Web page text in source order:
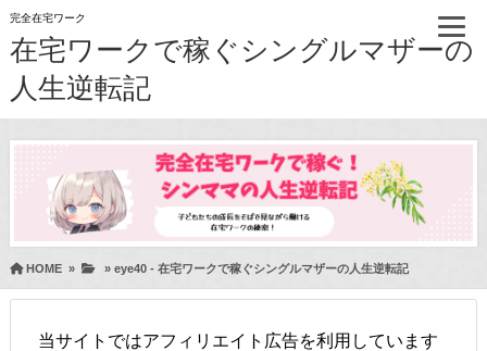
完全在宅ワーク
在宅ワークで稼ぐシングルマザーの
人生逆転記
HOME» » eye40 - 在宅ワークで稼ぐシングルマザーの人生逆転記
当サイトではアフィリエイト広告を利用しています